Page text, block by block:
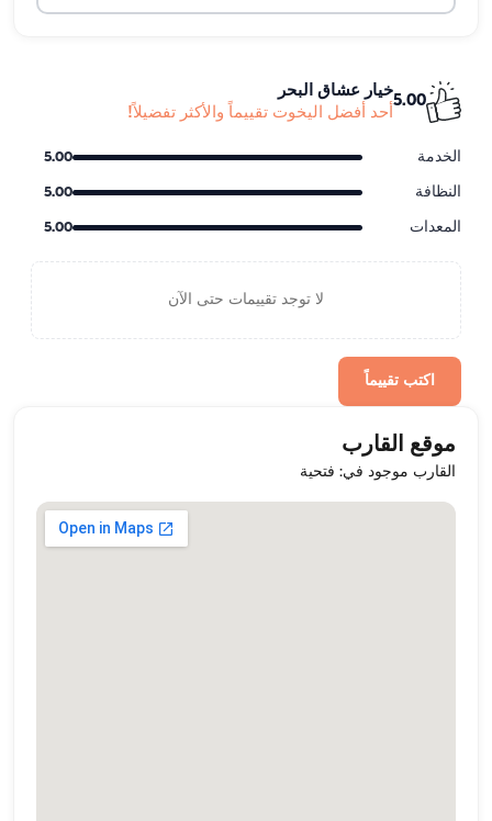
5.00
خيار عشاق البحر
أحد أفضل اليخوت تقييماً والأكثر تفضيلاً!
الخدمة 5.00
النظافة 5.00
المعدات 5.00
لا توجد تقييمات حتى الآن
اكتب تقييماً
موقع القارب
القارب موجود في: فتحية